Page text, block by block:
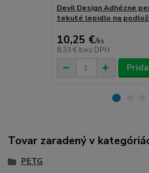
Devil Design Adhézne
tekuté lepidlo na
10,25 €/ks
8,33 € bez DPH
Tovar zaradený v
PETG